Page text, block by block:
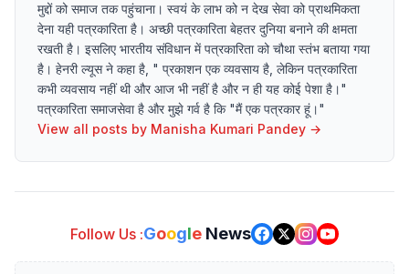
मुद्दों को समाज तक पहुंचाना। स्वयं के लाभ को न देख सेवा को प्राथमिकता
देना यही पत्रकारिता है। अच्छी पत्रकारिता बेहतर दुनिया बनाने की क्षमता
रखती है। इसलिए भारतीय संविधान में पत्रकारिता को चौथा स्तंभ बताया गया
है। हेनरी ल्यूस ने कहा है, " प्रकाशन एक व्यवसाय है, लेकिन पत्रकारिता
कभी व्यवसाय नहीं थी और आज भी नहीं है और न ही यह कोई पेशा है।"
पत्रकारिता समाजसेवा है और मुझे गर्व है कि "मैं एक पत्रकार हूं।"
View all posts by Manisha Kumari Pandey →
Follow Us :Google News